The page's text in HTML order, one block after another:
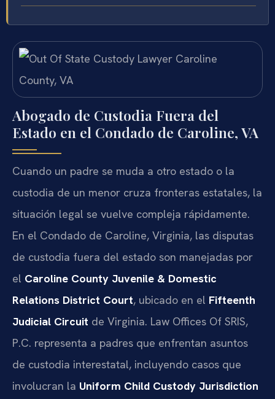
Abogado de Custodia Fuera del
Estado en el Condado de Caroline, VA
Cuando un padre se muda a otro estado o la
custodia de un menor cruza fronteras estatales, la
situación legal se vuelve compleja rápidamente.
En el Condado de Caroline, Virginia, las disputas
de custodia fuera del estado son manejadas por
el Caroline County Juvenile & Domestic
Relations District Court, ubicado en el Fifteenth
Judicial Circuit de Virginia. Law Offices Of SRIS,
P.C. representa a padres que enfrentan asuntos
de custodia interestatal, incluyendo casos que
involucran la Uniform Child Custody Jurisdiction